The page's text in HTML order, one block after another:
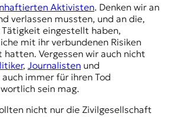
Aktivisten. Denken wir an
verlassen mussten, und an die,
eingestellt haben,
mit ihr verbundenen Risiken
Vergessen wir auch nicht
, Journalistenund
immer für ihren Tod
sein mag.
nicht nur die Zivilgesellschaft